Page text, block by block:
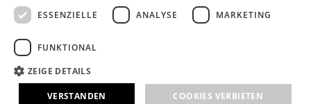
AGB
Barrierefreiheitserklärung
B2B login
ESSENZIELLE
ANALYSE MARKETING
FUNKTIONAL
ZEIGE DETAILS
VERSTANDEN COOKIES VERBIETEN